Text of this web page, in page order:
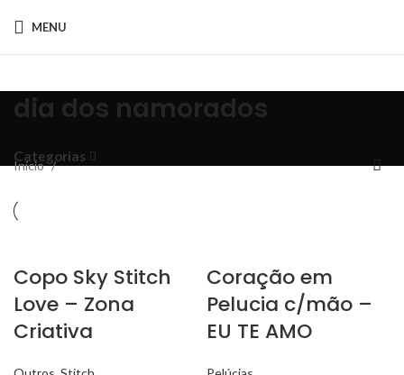
MENU
dia dos namorados
Categorias
Início
Copo Sky Stitch
Love – Zona
Criativa
Coração em
Pelucia c/mão –
EU TE AMO